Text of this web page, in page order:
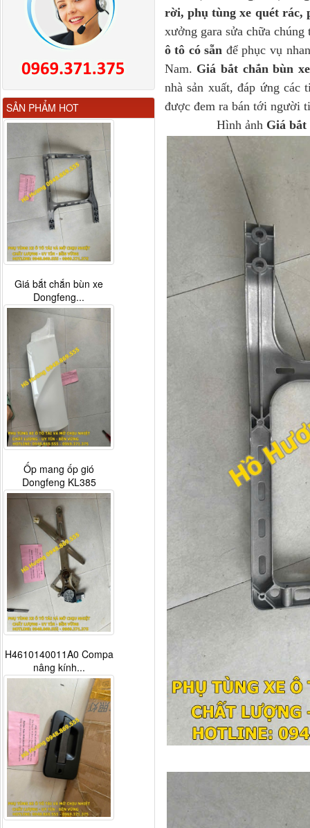
rời, phụ tùng xe quét rác,
xưởng gara sửa chữa
ô tô có sẵn để phục vụ
Nam. Giá bắt chắn bùn
nhà sản xuất, đáp ứng
được đem ra bán tới người
Hình ảnh Giá
SẢN PHẨM HOT
Gương chiếu hậu FAW
JH6 có sấy...
Giá bắt chắn bùn xe
Dongfeng...
Ốp mang ốp gió
Dongfeng KL385
H4610140011A0 Compa
nâng kính...